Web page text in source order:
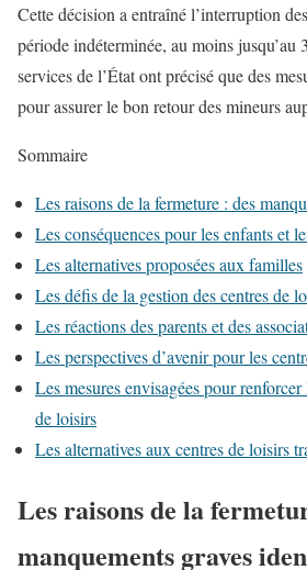
Cette décision a entraîné l’interruption
période indéterminée, au moins jusqu’au
services de l’État ont précisé que des
pour assurer le bon retour des mineurs
Sommaire
Les raisons de la fermeture : des
Les conséquences pour les enfants et
Les alternatives proposées aux familles
Les défis de la gestion des centres de
Les réactions des parents et des
Les perspectives d’avenir pour les
Les mesures envisagées pour
de loisirs
Les alternatives aux centres de loisirs
Les raisons de la
manquements graves